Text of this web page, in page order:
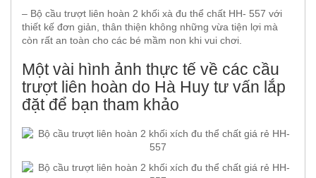
– Bộ cầu trượt liên hoàn 2 khối xà đu thể chất HH- 557 với
thiết kế đơn giản, thân thiện không những vừa tiện lợi mà
còn rất an toàn cho các bé mầm non khi vui chơi.
Một vài hình ảnh thực tế về các cầu
trượt liên hoàn do Hà Huy tư vấn lắp
đặt để bạn tham khảo